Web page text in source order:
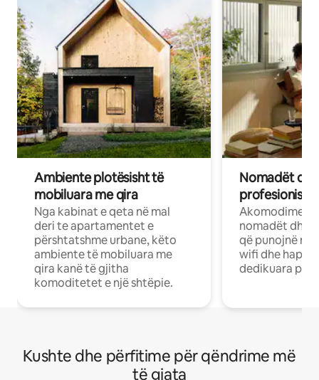
Ambiente plotësisht të
mobiluara me qira
Nga kabinat e qeta në mal
deri te apartamentet e
përshtatshme urbane, këto
ambiente të mobiluara me
qira kanë të gjitha
komoditetet e një shtëpie.
Nomadët
Akomodime
nomadët dhe
që punojnë në
wifi dhe
dedikuara
Kushte dhe përfitime për qëndrime më
të gjata